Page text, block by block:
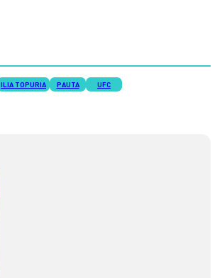
ILIA TOPURIA PAUTA UFC